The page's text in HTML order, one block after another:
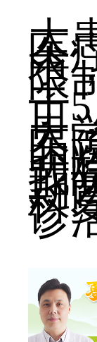
大
医
求
限
于
日
大
医
明
我
期
科
诊